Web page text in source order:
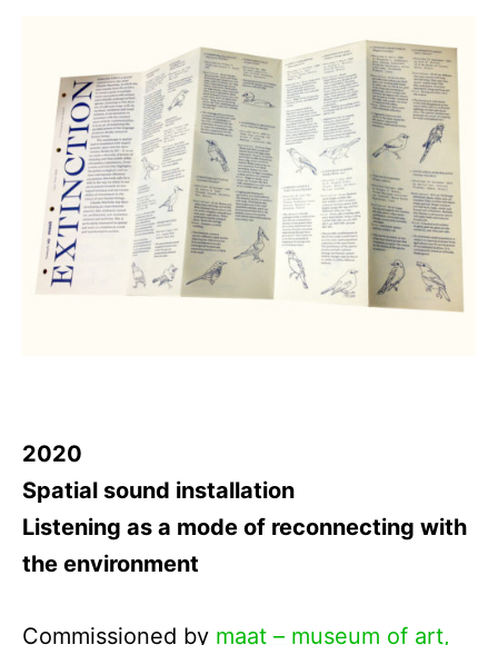
2020
Spatial sound installation
Listening as a mode of reconnecting with
the environment
Commissioned by maat – museum of art,